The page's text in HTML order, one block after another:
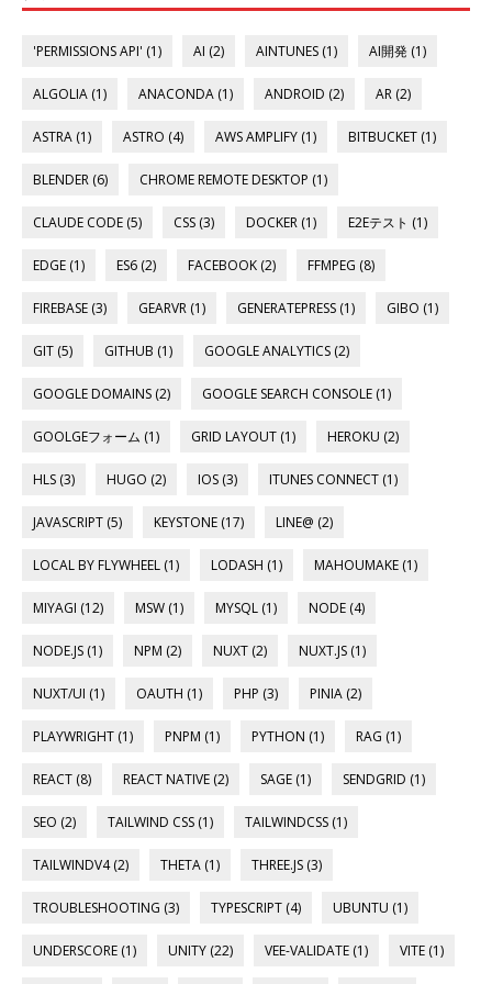
'PERMISSIONS API' (1) AI (2) AINTUNES (1) AI開発 (1)
ALGOLIA (1) ANACONDA (1) ANDROID (2) AR (2)
ASTRA (1) ASTRO (4) AWS AMPLIFY (1) BITBUCKET (1)
BLENDER (6) CHROME REMOTE DESKTOP (1)
CLAUDE CODE (5) CSS (3) DOCKER (1) E2Eテスト (1)
EDGE (1) ES6 (2) FACEBOOK (2) FFMPEG (8)
FIREBASE (3) GEARVR (1) GENERATEPRESS (1) GIBO (1)
GIT (5) GITHUB (1) GOOGLE ANALYTICS (2)
GOOGLE DOMAINS (2) GOOGLE SEARCH CONSOLE (1)
GOOLGEフォーム (1) GRID LAYOUT (1) HEROKU (2)
HLS (3) HUGO (2) IOS (3) ITUNES CONNECT (1)
JAVASCRIPT (5) KEYSTONE (17) LINE@ (2)
LOCAL BY FLYWHEEL (1) LODASH (1) MAHOUMAKE (1)
MIYAGI (12) MSW (1) MYSQL (1) NODE (4)
NODE.JS (1) NPM (2) NUXT (2) NUXT.JS (1)
NUXT/UI (1) OAUTH (1) PHP (3) PINIA (2)
PLAYWRIGHT (1) PNPM (1) PYTHON (1) RAG (1)
REACT (8) REACT NATIVE (2) SAGE (1) SENDGRID (1)
SEO (2) TAILWIND CSS (1) TAILWINDCSS (1)
TAILWINDV4 (2) THETA (1) THREE.JS (3)
TROUBLESHOOTING (3) TYPESCRIPT (4) UBUNTU (1)
UNDERSCORE (1) UNITY (22) VEE-VALIDATE (1) VITE (1)